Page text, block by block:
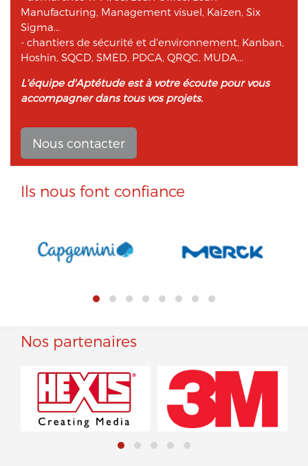
Manufacturing, Management visuel, Kaizen, Six
Sigma...
- chantiers de sécurité et d'environnement, Kanban,
Hoshin, SQCD, SMED, PDCA, QRQC, MUDA...
L'équipe d'Aptétude est à votre écoute pour vous
accompagner dans tous vos projets.
Nous contacter
Ils nous font confiance
Nos partenaires